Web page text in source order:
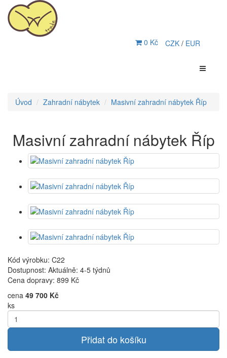
0 Kč CZK / EUR
Úvod Zahradní nábytek Masivní zahradní nábytek Říp
Masivní zahradní nábytek Říp
Kód výrobku: C22
Dostupnost: Aktuálně: 4-5 týdnů
Cena dopravy: 899 Kč
cena 49 700 Kč
ks
Přidat do košíku